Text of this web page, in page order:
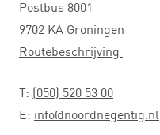
Postbus 8001
9702 KA Groningen
Routebeschrijving
T: (050) 520 53 00
E: info@noordnegentig.nl